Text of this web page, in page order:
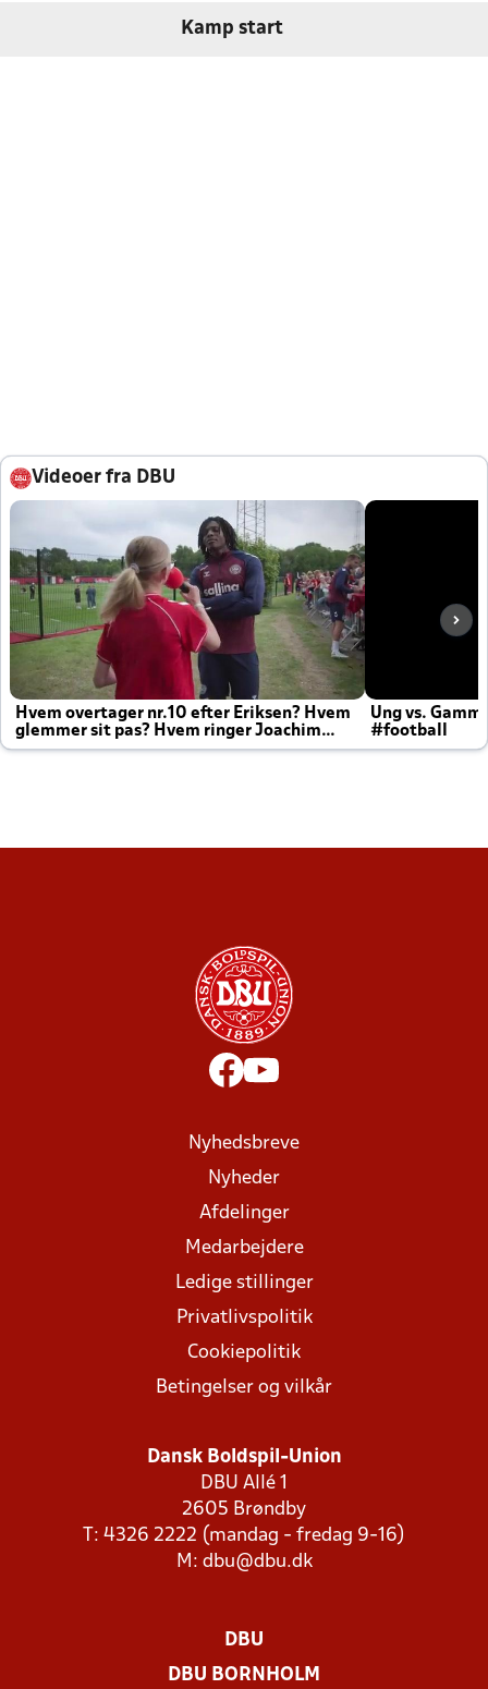
Kamp start
Videoer fra DBU
Hvem overtager nr.10 efter Eriksen? Hvem
glemmer sit pas? Hvem ringer Joachim
altid til efter kampe?
Ung vs.
#football
Nyhedsbreve
Nyheder
Afdelinger
Medarbejdere
Ledige stillinger
Privatlivspolitik
Cookiepolitik
Betingelser og vilkår
Dansk Boldspil-Union
DBU Allé 1
2605 Brøndby
T: 4326 2222 (mandag - fredag 9-16)
M: dbu@dbu.dk
DBU
DBU BORNHOLM